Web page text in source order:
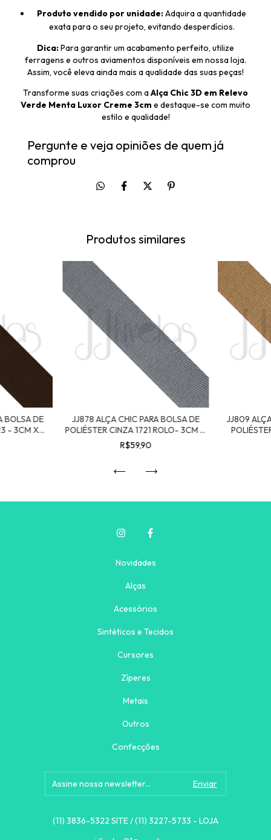
Produto vendido por unidade:Adquira a quantidade
exata para o seu projeto, evitando desperdícios.
Dica:Para garantir um acabamento perfeito, utilize
ferragens e outros aviamentos disponíveis em nossa loja.
Assim, você eleva ainda mais a qualidade das suas peças!
Transforme suas criações com aAlça Chic 3D em Relevo
Verde Menta Luxor Creme 3cm e destaque-se com muito
estilo e qualidade!
Pergunte e veja opiniões de quem já
comprou
Produtos similares
BOLSA DE
- 3CM X
JJ878 ALÇA CHIC PARA BOLSA DE
POLIÉSTER CINZA 1721 ROLO- 3CM X
25MT
R$59,90
JJ809
Novidades
Alças
Acessórios
Sintéticos e Tecidos
Cursores
Zíperes
Metais
Outros
Confecções
(11) 3836-5322 SITE / (11) 3227-5733 - LOJA